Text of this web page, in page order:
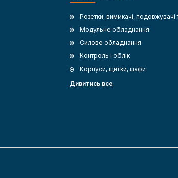
Розетки, вимикачі, подовжувачі
Модульне обладнання
Силове обладнання
Контроль і облік
Корпуси, щитки, шафи
Дивитись все